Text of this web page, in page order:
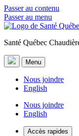
Passer au contenu
Passer au menu
Santé Québec
Menu
Nous joindre
English
Nous joindre
English
Accès rapides